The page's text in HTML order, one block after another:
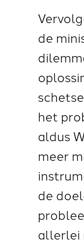
de
het
aldus
meer
de
allerlei